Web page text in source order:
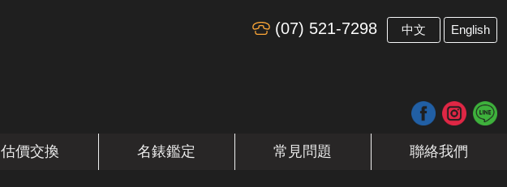
(07) 521-7298 中文 English
估價交換 名錶鑑定 常見問題 聯絡我們